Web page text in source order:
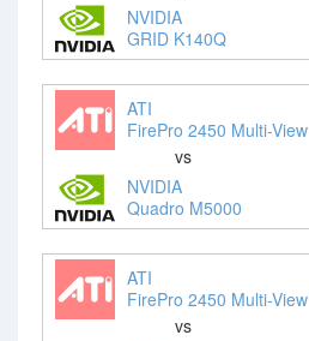
NVIDIA
GRID K140Q
ATI
FirePro 2450 Multi-View
vs
NVIDIA
Quadro M5000
ATI
FirePro 2450 Multi-View
vs